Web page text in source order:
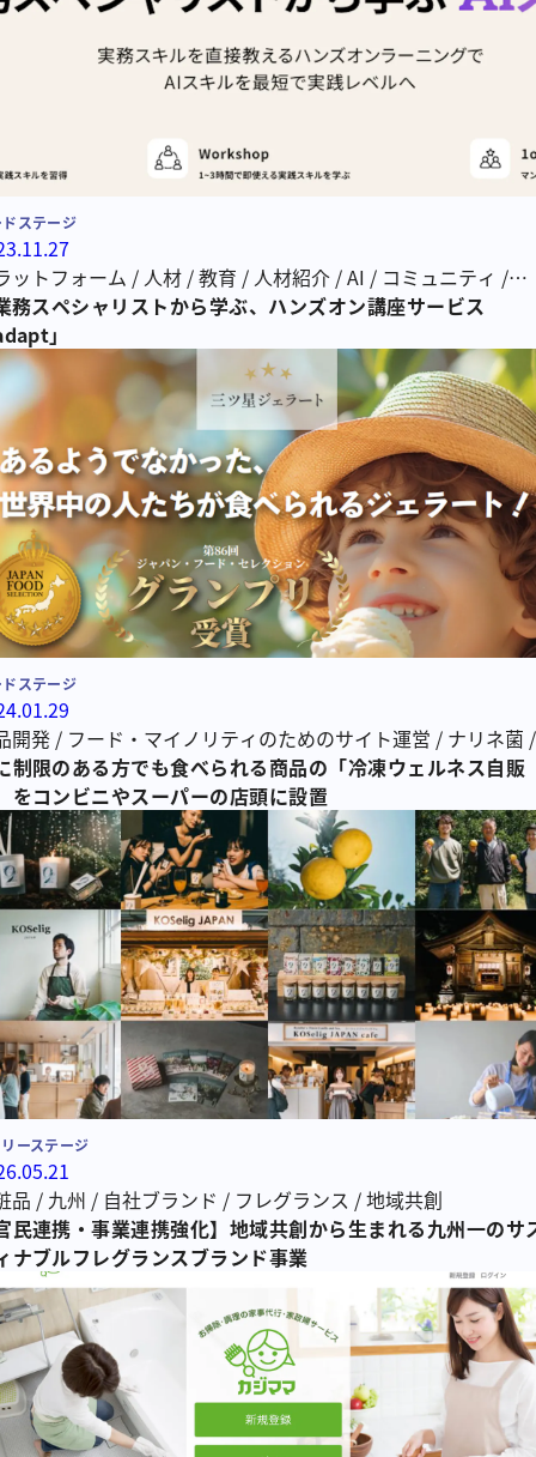
ステージ
ットフォーム / 人材/教育 / 人材紹介/AI / コミュニティ /
/HR/Edtech/経営/ビジネス/コホートモデル
務スペシャリストから学ぶ、ハンズオン講座サービス
」
ステージ
開発/ フード・マイノリティのためのサイト運営 / ナリネ菌
ジェラート/JapaneseHeart/三ツ星ラテ
制限のある方でも食べられる商品の「冷凍ウェルネス自販
をコンビニやスーパーの店頭に設置
ーステージ
品 / 九州 / 自社ブランド / フレグランス /地域共創
民連携・事業連携強化】地域共創から生まれる九州一のサ
ナブルフレグランスブランド事業